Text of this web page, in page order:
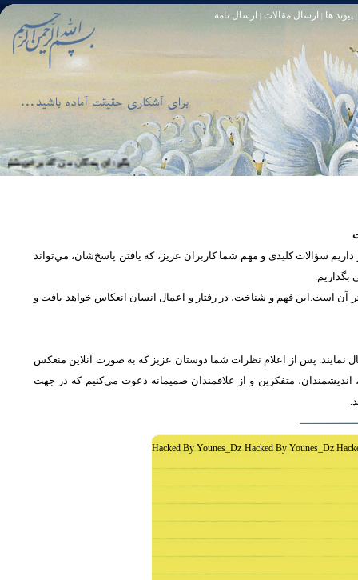
پیوند ها ارسال مقالات ارسال نامه
بگو: اى بندگان من كه بر خويشتنتا [مبادا] كسى بگويد: افسوس بر آنچه در كار خدا كوتاهى كردم! و حقّا كه من از ريشخند كنندگان بودم. سوره زمر 56
سؤالات کلیدی و مهم شما كاربران عزیز، که یافتن پاسخ‌‌شان، مي‌تواند
بگذاریم.
آن است.این فهم و شناخت، در رفتار و اعمال انسان انعكاس خواهد يافت و
پس از اعلام نظرات شما دوستان عزیز که به صورت آنلاین منعکس
متفکرین و از علاقمندان صمیمانه دعوت می‌کنیم که در جهت
Hacked By Younes_Dz Hacked By Younes_Dz